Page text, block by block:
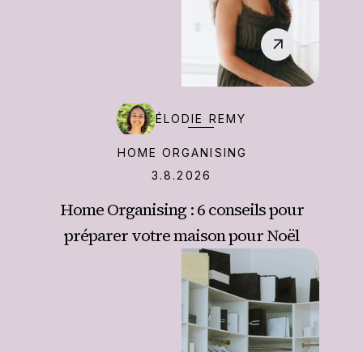
HOME ORGANISING
3.8.2026
‍ÉLODIE REMY
Home Organising : 6 conseils pour
préparer votre maison pour Noël